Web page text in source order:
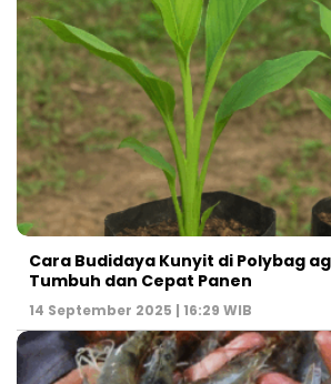
Cara Budidaya Kunyit di Polybag
Tumbuh dan Cepat Panen
14 September 2025 | 16:29 WIB